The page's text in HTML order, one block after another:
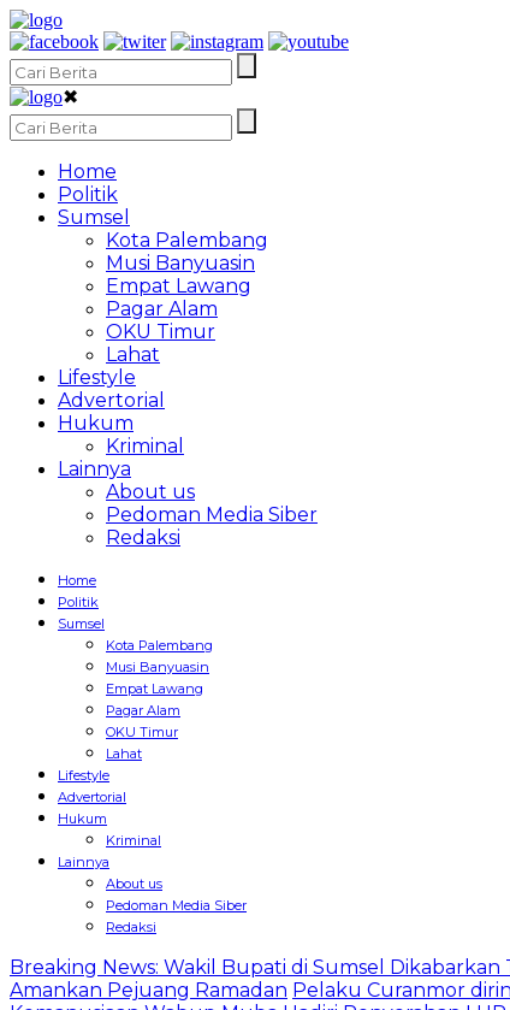
✖
Home
Politik
Sumsel
Kota Palembang
Musi Banyuasin
Empat Lawang
Pagar Alam
OKU Timur
Lahat
Lifestyle
Advertorial
Hukum
Kriminal
Lainnya
About us
Pedoman Media Siber
Redaksi
Home
Politik
Sumsel
Kota Palembang
Musi Banyuasin
Empat Lawang
Pagar Alam
OKU Timur
Lahat
Lifestyle
Advertorial
Hukum
Kriminal
Lainnya
About us
Pedoman Media Siber
Redaksi
Breaking News: Wakil Bupati di Sumsel Dikabarkan
Amankan Pejuang Ramadan Pelaku Curanmor